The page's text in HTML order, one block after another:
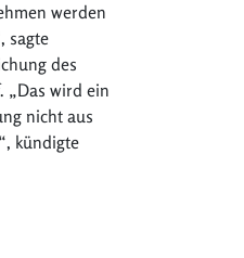
werden
sagte
des
„Das wird ein
nicht aus
kündigte